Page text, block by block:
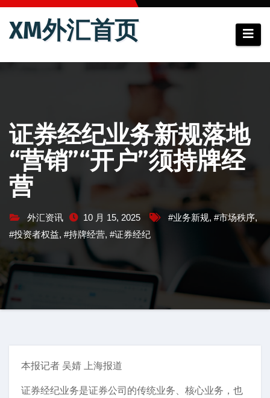
跳
XM外汇首页
证券经纪业务新规落地
“营销”“开户”须持牌经
营
外汇资讯 10 月 15, 2025 #业务新规, #市场秩序,
#投资者权益, #持牌经营, #证券经纪
本报记者 吴婧 上海报道
证券经纪业务是证券公司的传统业务、核心业务，也